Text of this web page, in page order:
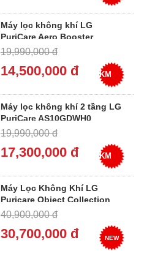
Máy lọc không khí LG
PuriCare Aero Booster
AS55GGSY0
19,990,000 đ
14,500,000 đ KM
Máy lọc không khí 2 tầng LG
PuriCare AS10GDWH0
19,990,000 đ
17,300,000 đ KM
Máy Lọc Không Khí LG
Puricare Object Collection
360° Alpha UP AS353NGDA
40,900,000 đ
30,700,000 đ NEW